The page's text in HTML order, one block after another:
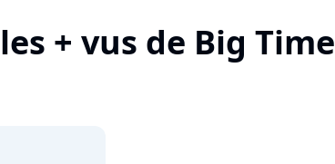
+ vus de Big Time